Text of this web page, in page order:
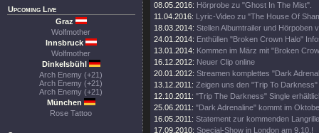
Upcoming Live
Graz
Wolfmother
Innsbruck
Wolfmother
Dinkelsbühl
Arch Enemy (+21)
Arch Enemy (+21)
Arch Enemy (+21)
München
Rose Tattoo
08.05.2016: Hörprobe zu "Ghost In The Mist".
11.04.2016: Lyric-Video zu "The House Of
18.03.2014: Stellen Albumtrailer und Hörpoben
24.01.2014: Enthüllen "Broken Crown Halo"
13.01.2014: Kommen im März mit "Broken
16.12.2012: Neuer Clip online
20.01.2012: Streamen komplettes "Dark
13.12.2011: Zeigen uns den "Trip To Darkness"
12.10.2011: "Trip The Darkness" Single
25.06.2011: "Dark Adrenaline" kommt im
16.05.2011: Statement zur kommenden Langrille
17.09.2010: Special-Show in London am 9.10.!